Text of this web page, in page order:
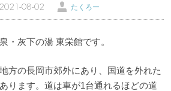
ぶ エリアから選ぶ
当サイトについて
2021-08-02 Ü たくろー
・灰下の湯 東栄館です。
方の長岡市郊外にあり、国道を外れた
ります。道は車が1台通れるほどの道